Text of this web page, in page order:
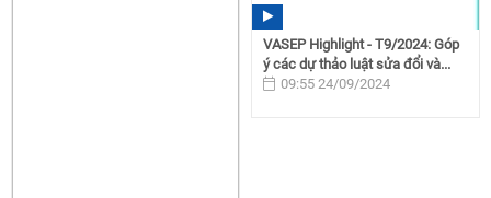
VASEP Highlight - T9/2024: Góp
ý các dự thảo luật sửa đổi và...
09:55 24/09/2024